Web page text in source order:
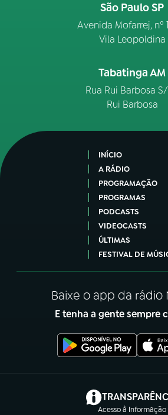
São Paulo SP
Avenida Mofarrej, nº
Vila Leopoldina
Tabatinga AM
Rua Rui Barbosa
Rui Barbosa
INÍCIO
A RÁDIO
PROGRAMAÇÃO
PROGRAMAS
PODCASTS
VIDEOCASTS
ÚLTIMAS
FESTIVAL DE
Baixe o app da rádio
E tenha a gente sempre
Acesso à Informação
(abre